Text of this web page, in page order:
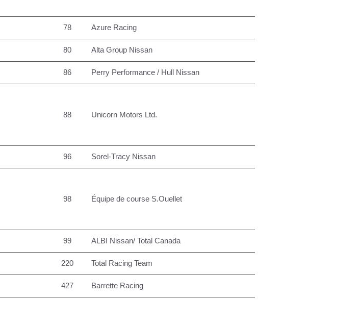
78 Azure Racing
80 Alta Group Nissan
86 Perry Performance / Hull Nissan
88 Unicorn Motors Ltd.
96 Sorel-Tracy Nissan
98 Équipe de course S.Ouellet
99 ALBI Nissan/ Total Canada
220 Total Racing Team
427 Barrette Racing